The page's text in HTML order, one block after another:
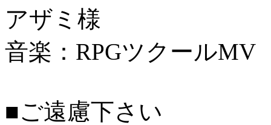
アザミ様
音楽：RPGツクールMV
■ご遠慮下さい